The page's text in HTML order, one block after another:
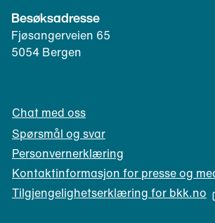
e
n
t
)
l
e
f
l
i
e
n
t
)
Besøksadresse
Fjøsangerveien 65
5054 Bergen
Chat med oss
Spørsmål og svar
Personvernerklæring
Kontaktinformasjon for presse og
Tilgjengelighetserklæring for bkk.no